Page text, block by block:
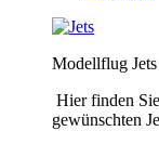
Modellflug Jets
Hier finden
gewünschten